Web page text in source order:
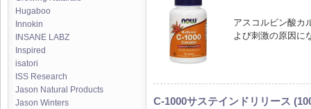
Hugaboo
Innokin
INSANE LABZ
Inspired
isatori
ISS Research
Jason Natural Products
Jason Winters
アスコルビン酸カ
よび刺激の原因に
C-1000サステインドリリース